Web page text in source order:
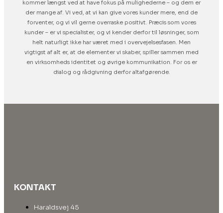
kommer længst ved at have fokus på mulighederne – og dem er
der mange af. Vi ved, at vi kan give vores kunder mere, end de
forventer, og vi vil gerne overraske positivt. Præcis som vores
kunder – er vi specialister, og vi kender derfor til løsninger, som
helt naturligt ikke har været med i overvejelsesfasen. Men
vigtigst af alt er, at de elementer vi skaber, spiller sammen med
en virksomheds identitet og øvrige kommunikation. For os er
dialog og rådgivning derfor altafgørende.
KONTAKT
Haraldsvej 45